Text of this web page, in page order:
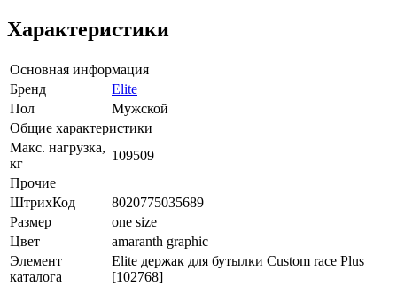
Характеристики
Основная информация
Бренд
Elite
Пол
Мужской
Общие характеристики
Макс. нагрузка,
кг
109509
Прочие
ШтрихКод
8020775035689
Размер
one size
Цвет
amaranth graphic
Элемент
каталога
Elite держак для бутылки Custom race Plus
[102768]